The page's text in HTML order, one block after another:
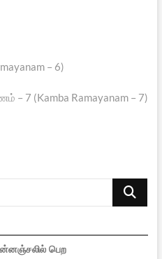
– 6)
– 7 (Kamba Ramayanam – 7)
Search
பெற